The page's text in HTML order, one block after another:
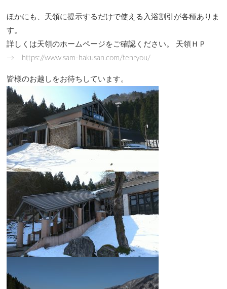
ほかにも、天領に提示するだけで使える入浴割引が各種ありま
す。
詳しくは天領のホームページをご確認ください。 天領ＨＰ
→ https://www.sam-hakusan.com/tenryou/
皆様のお越しをお待ちしています。